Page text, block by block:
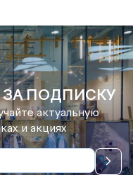
ЗА ПОДПИСКУ
актуальную
и акциях